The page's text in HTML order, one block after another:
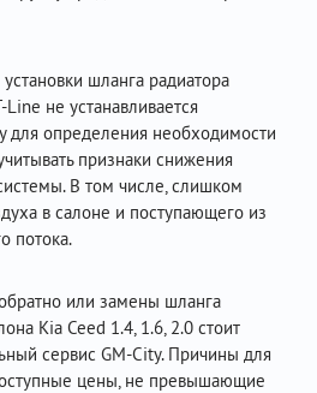
шланга радиатора
не устанавливается
для определения необходимости
признаки снижения
В том числе, слишком
в салоне и поступающего из
потока.
или замены шланга
Kia Ceed 1.4, 1.6, 2.0 стоит
сервис GM-City. Причины для
цены, не превышающие